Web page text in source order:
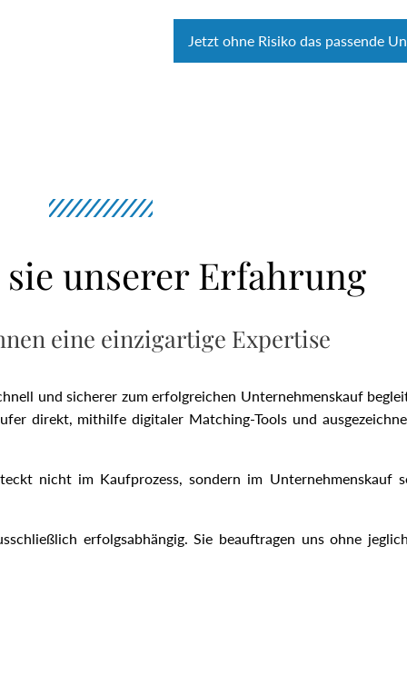
Jetzt ohne Risiko das passende
unserer Erfahrung
eine einzigartige Expertise
und sicherer zum erfolgreichen Unternehmenskauf
direkt, mithilfe digitaler Matching-Tools und
nicht im Kaufprozess, sondern im Unternehmenskauf
erfolgsabhängig. Sie beauftragen uns ohne